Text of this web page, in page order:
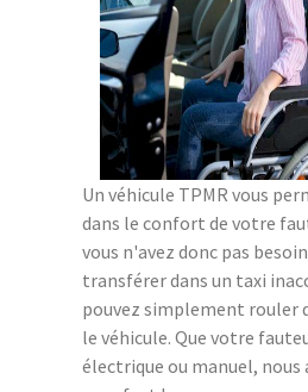
Un véhicule TPMR vous
dans le confort de votre
vous n'avez donc pas
transférer dans un taxi
pouvez simplement rouler
le véhicule. Que votre
électrique ou manuel, nous